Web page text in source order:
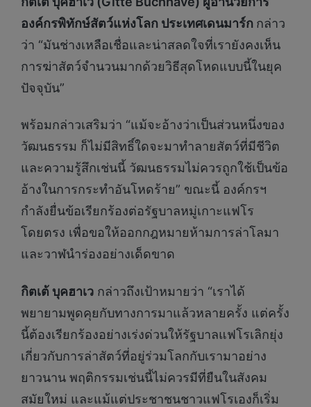
องค์กรพิทักษ์สัตว์แห่งโลก ประเทศเดนมาร์ก กล่าว
ว่า “มันช่างเหลือเชื่อและน่าสลดใจที่เรายังคงเห็น
การฆ่าสัตว์จำนวนมากด้วยวิธีสุดโหดแบบนี้ในยุค
ปัจจุบัน”
พร้อมกล่าวเสริมว่า “แม้จะอ้างว่าเป็นส่วนหนึ่งของ
วัฒนธรรม ก็ไม่มีสิทธิ์ใดจะมาทำลายสัตว์ที่มีชีวิต
และความรู้สึกเช่นนี้ วัฒนธรรมไม่ควรถูกใช้เป็นข้อ
อ้างในการกระทำอันโหดร้าย” ขณะนี้ องค์กรฯ
กำลังยื่นข้อเรียกร้องต่อรัฐบาลหมู่เกาะแฟโร
โดยตรง เพื่อขอให้ออกกฎหมายห้ามการล่าโลมา
และวาฬนำร่องอย่างเด็ดขาด
กิตเต้ บุคฮาเว กล่าวถึงเป้าหมายว่า “เราได้
พยายามพูดคุยกับทางการมาแล้วหลายครั้ง แต่ครั้ง
นี้ต้องเรียกร้องอย่างเร่งด่วนให้รัฐบาลแฟโรเลิกยุ่ง
เกี่ยวกับการล่าสัตว์ที่อยู่ร่วมโลกกับเรามาอย่าง
ยาวนาน พฤติกรรมเช่นนี้ไม่ควรมีที่ยืนในสังคม
สมัยใหม่ และแม้แต่ประชาชนชาวแฟโรเองก็เริ่ม